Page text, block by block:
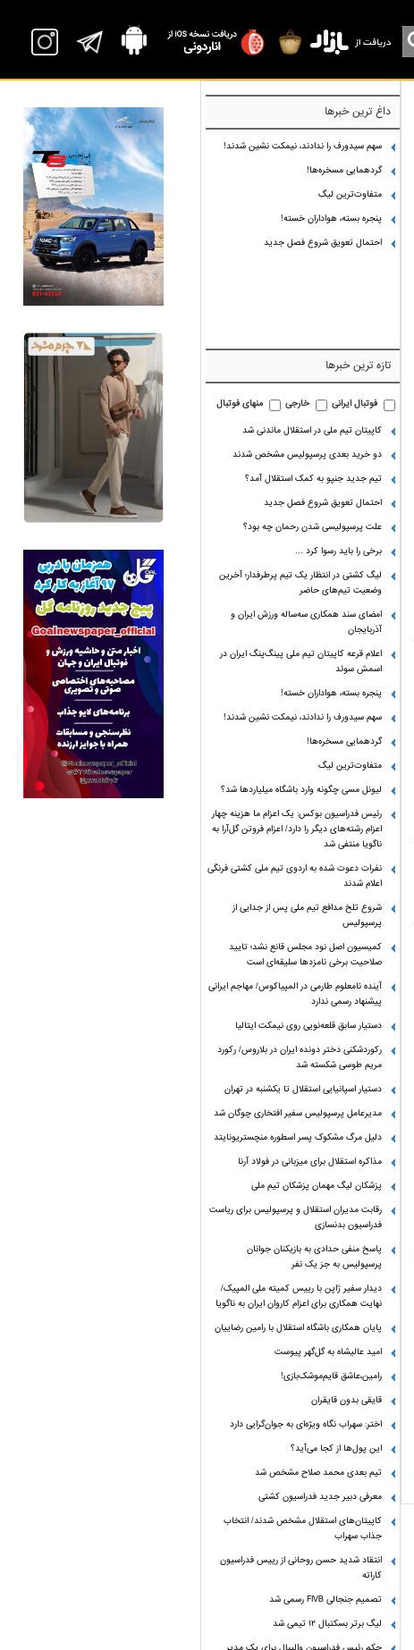
داغ ترین خبرها
سهم سیدورف را ندادند، نیمکت نشین شدند!
گردهمایی مسخره‌ها!
متفاوت‌ترین لیگ
پنجره بسته، هواداران خسته!
احتمال تعویق شروع فصل جدید
تازه ترین خبرها
فوتبال ایرانی خارجی
منهای فوتبال
کاپیتان تیم ملی در استقلال ماندنی شد
دو خرید بعدی پرسپولیس مشخص شدند
تیم جدید جنپو به کمک استقلال آمد؟
احتمال تعویق شروع فصل جدید
علت پرسپولیسی شدن رحمان چه بود؟
برخی را باید رسوا کرد …
لیگ کشتی در انتظار یک تیم پرطرفدار؛ آخرین
وضعیت تیم‌های حاضر
امضای سند همکاری سه‌ساله ورزش ایران و
آذربایجان
اعلام قرعه کاپیتان تیم ملی پینگ‌پنگ ایران در
اسمش سوئد
پنجره بسته، هواداران خسته!
سهم سیدورف را ندادند، نیمکت نشین شدند!
گردهمایی مسخره‌ها!
متفاوت‌ترین لیگ
لیونل مسی چگونه وارد باشگاه میلیاردها شد؟
رئیس فدراسیون بوکس: یک اعزام ما هزینه چهار
اعزام رشته‌های دیگر را دارد/ اعزام فروتن گل‌آرا به
ناگویا منتفی شد
نفرات دعوت شده به اردوی تیم ملی کشتی فرنگی
اعلام شدند
شروع تلخ مدافع تیم ملی پس از جدایی از
پرسپولیس
کمیسیون اصل نود مجلس قانع نشد؛ تایید
صلاحیت برخی نامزدها سلیقه‌ای است
آینده نامعلوم طارمی در المپیاکوس/ مهاجم ایرانی
پیشنهاد رسمی ندارد
دستیار سابق قلعه‌نویی روی نیمکت ایتالیا
رکوردشکنی دختر دونده ایران در بلاروس/ رکورد
مریم طوسی شکسته شد
دستیار اسپانیایی استقلال تا یکشنبه در تهران
مدیرعامل پرسپولیس سفیر افتخاری چوگان شد
دلیل مرگ مشکوک پسر اسطوره منچستریونایتد
مذاکره استقلال برای میزبانی در فولاد آرنا
پزشکان لیگ مهمان پزشکان تیم ملی
رقابت مدیران استقلال و پرسپولیس برای ریاست
فدراسیون بدنسازی
پاسخ منفی حدادی به بازیکنان جوانان
پرسپولیس به جز یک نفر
دیدار سفیر ژاپن با رییس کمیته ملی المپیک/
نهایت همکاری برای اعزام کاروان ایران به ناگویا
پایان همکاری باشگاه استقلال با رامین رضاییان
امید عالیشاه به گل‌گهر پیوست
رامین،عاشق قایم‌موشک‌بازی!
قایقی بدون قایقران
اختر: سهراب نگاه ویژه‌ای به جوان‌گرایی دارد
این پول‌ها از کجا می‌آید؟
تیم بعدی محمد صلاح مشخص شد
معرفی دبیر جدید فدراسیون کشتی
کاپیتان‌های استقلال مشخص شدند/ انتخاب
جذاب سهراب
انتقاد شدید حسن روحانی از رییس فدراسیون
کاراته
تصمیم جنجالی FIVB رسمی شد
لیگ برتر بسکتبال ۱۲ تیمی شد